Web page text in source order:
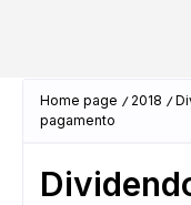
Home page 2018
pagamento